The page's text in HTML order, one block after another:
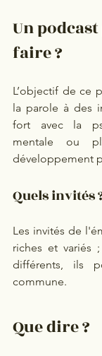
Un
faire ?
L’objectif de ce
la parole à des
fort avec la
mentale ou
développement
Quels invités
Les invités de
riches et variés
différents, ils
commune.
Que dire ?